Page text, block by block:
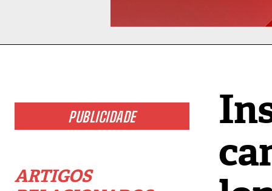
PUBLICIDADE
ARTIGOS